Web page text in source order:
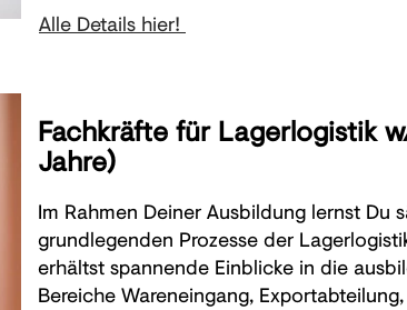
Alle Details hier!
Fachkräfte für Lagerlogistik
Jahre)
Im Rahmen Deiner Ausbildung lernst Du
grundlegenden Prozesse der
erhältst spannende Einblicke in die
Bereiche Wareneingang, Exportabteilung,